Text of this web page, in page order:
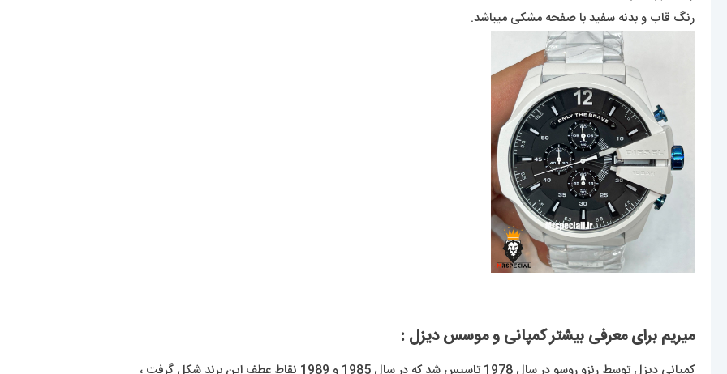
رنگ قاب و بدنه سفید با صفحه مشکی میباشد.
میریم برای معرفی بیشتر کمپانی و موسس دیزل :